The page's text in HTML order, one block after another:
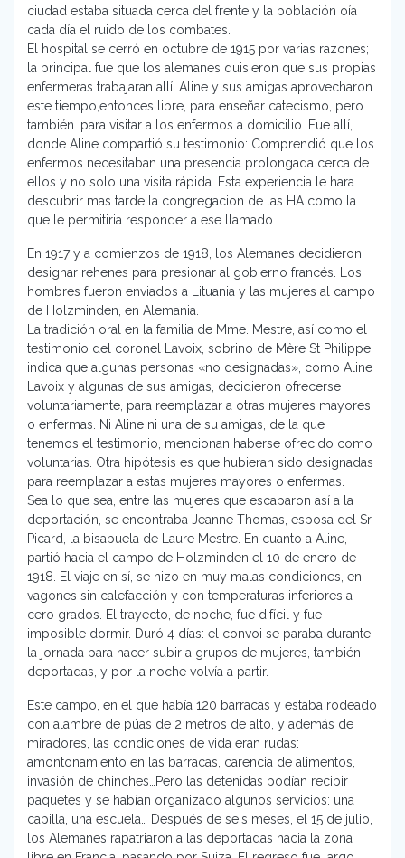
ciudad estaba situada cerca del frente y la población oía
cada día el ruido de los combates.
El hospital se cerró en octubre de 1915 por varias razones;
la principal fue que los alemanes quisieron que sus propias
enfermeras trabajaran allí. Aline y sus amigas aprovecharon
este tiempo,entonces libre, para enseñar catecismo, pero
también…para visitar a los enfermos a domicilio. Fue allí,
donde Aline compartió su testimonio: Comprendió que los
enfermos necesitaban una presencia prolongada cerca de
ellos y no solo una visita rápida. Esta experiencia le hara
descubrir mas tarde la congregacion de las HA como la
que le permitiria responder a ese llamado.
En 1917 y a comienzos de 1918, los Alemanes decidieron
designar rehenes para presionar al gobierno francés. Los
hombres fueron enviados a Lituania y las mujeres al campo
de Holzminden, en Alemania.
La tradición oral en la familia de Mme. Mestre, así como el
testimonio del coronel Lavoix, sobrino de Mère St Philippe,
indica que algunas personas «no designadas», como Aline
Lavoix y algunas de sus amigas, decidieron ofrecerse
voluntariamente, para reemplazar a otras mujeres mayores
o enfermas. Ni Aline ni una de su amigas, de la que
tenemos el testimonio, mencionan haberse ofrecido como
voluntarias. Otra hipótesis es que hubieran sido designadas
para reemplazar a estas mujeres mayores o enfermas.
Sea lo que sea, entre las mujeres que escaparon así a la
deportación, se encontraba Jeanne Thomas, esposa del Sr.
Picard, la bisabuela de Laure Mestre. En cuanto a Aline,
partió hacia el campo de Holzminden el 10 de enero de
1918. El viaje en sí, se hizo en muy malas condiciones, en
vagones sin calefacción y con temperaturas inferiores a
cero grados. El trayecto, de noche, fue difícil y fue
imposible dormir. Duró 4 días: el convoi se paraba durante
la jornada para hacer subir a grupos de mujeres, también
deportadas, y por la noche volvía a partir.
Este campo, en el que había 120 barracas y estaba rodeado
con alambre de púas de 2 metros de alto, y además de
miradores, las condiciones de vida eran rudas:
amontonamiento en las barracas, carencia de alimentos,
invasión de chinches…Pero las detenidas podían recibir
paquetes y se habían organizado algunos servicios: una
capilla, una escuela… Después de seis meses, el 15 de julio,
los Alemanes rapatriaron a las deportadas hacia la zona